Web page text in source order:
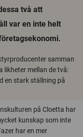
två att
var en inte helt
samman
likheter mellan de två:
en stark ställning på
på Cloetta har
kunskap som inte
har en mer